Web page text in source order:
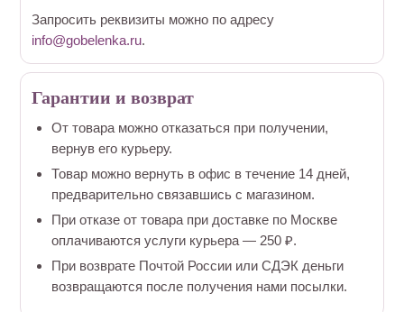
Запросить реквизиты можно по адресу
info@gobelenka.ru.
Гарантии и возврат
От товара можно отказаться при получении,
вернув его курьеру.
Товар можно вернуть в офис в течение 14 дней,
предварительно связавшись с магазином.
При отказе от товара при доставке по Москве
оплачиваются услуги курьера — 250 ₽.
При возврате Почтой России или СДЭК деньги
возвращаются после получения нами посылки.